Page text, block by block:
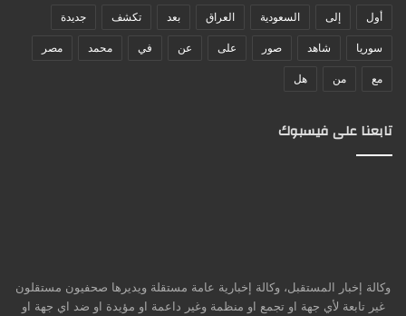
أول إلى السعودية العراق بعد تكشف جديدة
سوريا شاهد صور على عن في محمد مصر
مع من هل
تابعنا على فيسبوك
وكالة إخبار المستقبل، وكالة إخبارية عامة مستقلة ويديرها صحفيون مستقلون
غير تابعة لأي جهة او تجمع او منظمة وغير داعمة او مؤيدة او ضد اي جهة او